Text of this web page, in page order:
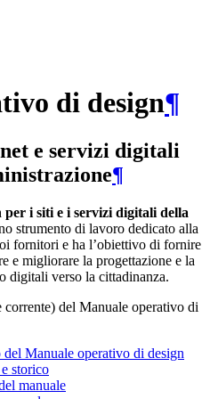
di design¶
e servizi digitali
¶
i siti e i servizi digitali della
strumento di lavoro dedicato alla
fornitori e ha l’obiettivo di fornire
e migliorare la progettazione e la
digitali verso la cittadinanza.
del Manuale operativo di
del Manuale operativo di design
storico
manuale